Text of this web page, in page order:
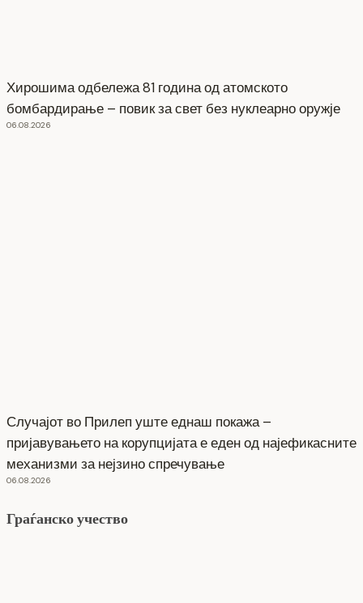
Хирошима одбележа 81 година од атомското
бомбардирање – повик за свет без нуклеарно оружје
06.08.2026
Случајот во Прилеп уште еднаш покажа –
пријавувањето на корупцијата е еден од најефикасните
механизми за нејзино спречување
06.08.2026
Граѓанско учество